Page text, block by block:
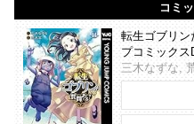
コミ
転生ゴブリン
プコミックス
三木なずな,